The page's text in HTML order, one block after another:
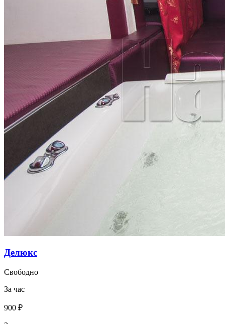
Делюкс
Свободно
За час
900 ₽